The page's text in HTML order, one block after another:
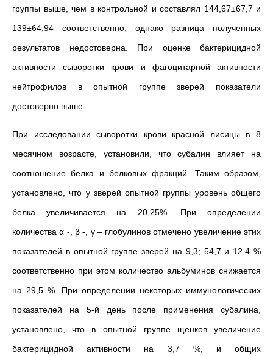
группы выше, чем в контрольной и составлял 144,67±67,7 и
139±64,94 соответственно, однако разница полученных
результатов недостоверна. При оценке бактерицидной
активности сыворотки крови и фагоцитарной активности
нейтрофилов в опытной группе зверей показатели
достоверно выше.
При исследовании сыворотки крови красной лисицы в 8
месячном возрасте, установили, что субалин влияет на
соотношение белка и белковых фракций. Таким образом,
установлено, что у зверей опытной группы уровень общего
белка увеличивается на 20,25%. При определении
количества α -, β -, γ – глобулинов отмечено увеличение этих
показателей в опытной группе зверей на 9,3; 54,7 и 12,4 %
соответственно при этом количество альбуминов снижается
на 29,5 %. При определении некоторых иммунологических
показателей на 5-й день после применения субалина,
установлено, что в опытной группе щенков увеличение
бактерицидной активности на 3,7 %, и общих